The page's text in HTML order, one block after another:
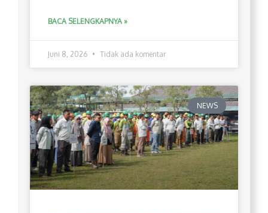
BACA SELENGKAPNYA »
Juni 8, 2026 Tidak ada komentar
NEWS